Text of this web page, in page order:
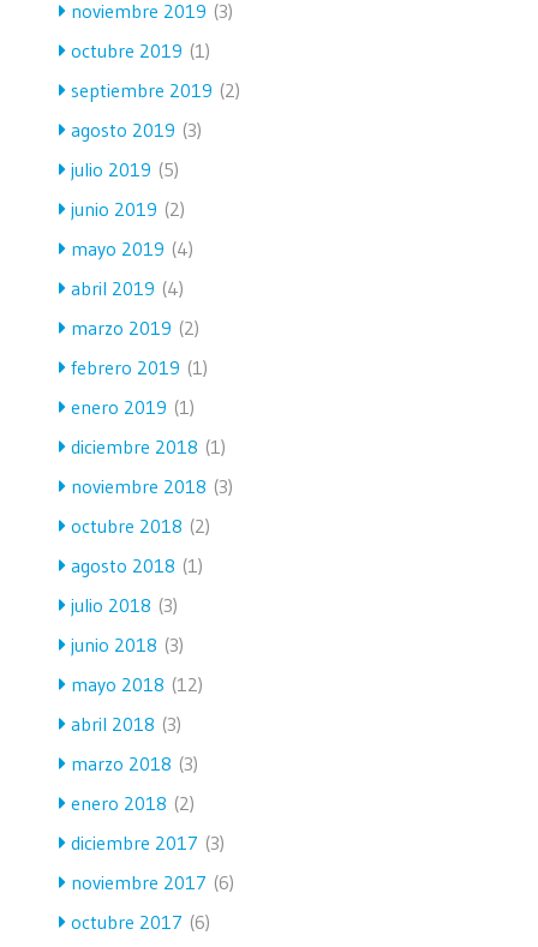
noviembre 2019 (3)
octubre 2019 (1)
septiembre 2019 (2)
agosto 2019 (3)
julio 2019 (5)
junio 2019 (2)
mayo 2019 (4)
abril 2019 (4)
marzo 2019 (2)
febrero 2019 (1)
enero 2019 (1)
diciembre 2018 (1)
noviembre 2018 (3)
octubre 2018 (2)
agosto 2018 (1)
julio 2018 (3)
junio 2018 (3)
mayo 2018 (12)
abril 2018 (3)
marzo 2018 (3)
enero 2018 (2)
diciembre 2017 (3)
noviembre 2017 (6)
octubre 2017 (6)